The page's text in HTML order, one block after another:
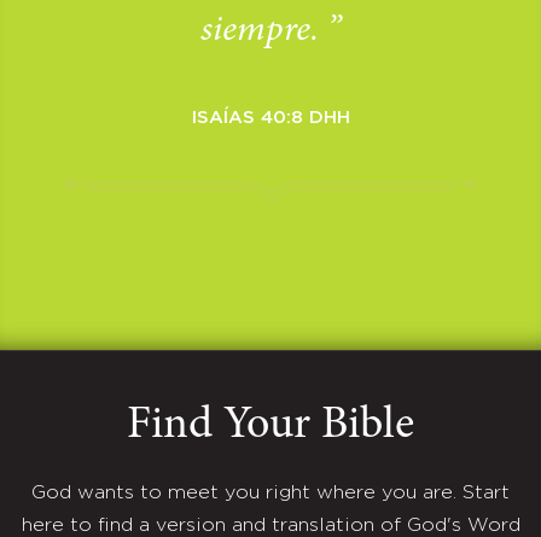
siempre. ”
ISAÍAS 40:8 DHH
Find Your Bible
God wants to meet you right where you are. Start
here to find a version and translation of God's Word